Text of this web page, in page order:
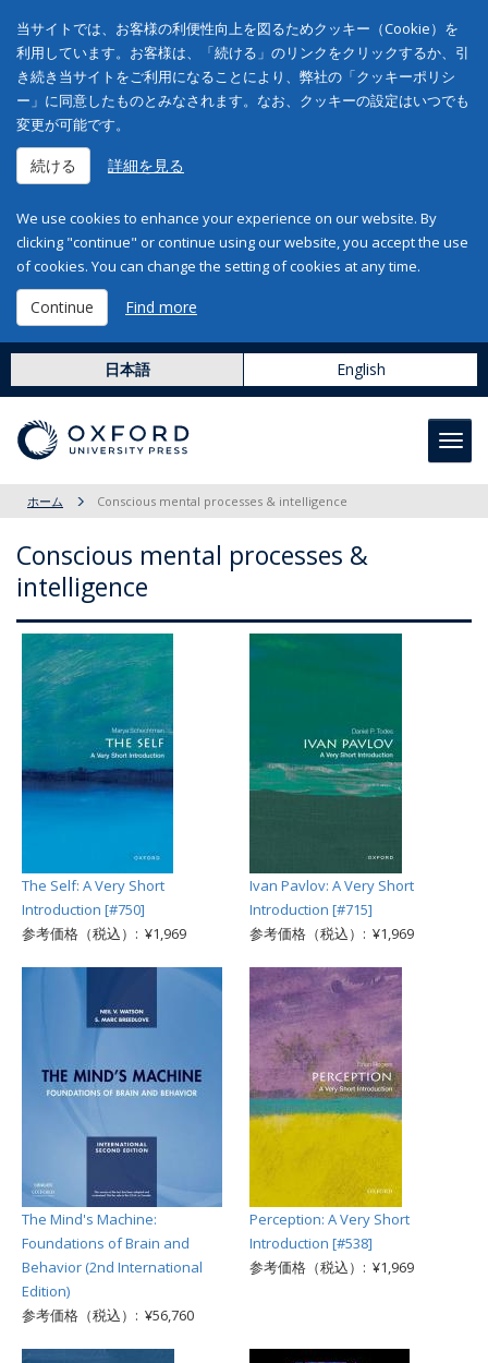
当サイトでは、お客様の利便性向上を図るためクッキー（Cookie）を
利用しています。お客様は、「続ける」のリンクをクリックするか、引
き続き当サイトをご利用になることにより、弊社の「クッキーポリシ
ー」に同意したものとみなされます。なお、クッキーの設定はいつでも
変更が可能です。
続ける 詳細を見る
We use cookies to enhance your experience on our website. By
clicking "continue" or continue using our website, you accept the use
of cookies. You can change the setting of cookies at any time.
Continue Find more
日本語 English
ホーム Conscious mental processes & intelligence
Conscious mental processes &
intelligence
The Self: A Very Short
Introduction [#750]
参考価格（税込）: ¥1,969
Ivan Pavlov: A Very Short
Introduction [#715]
参考価格（税込）: ¥1,969
The Mind's Machine:
Foundations of Brain and
Behavior (2nd International
Edition)
参考価格（税込）: ¥56,760
Perception: A Very Short
Introduction [#538]
参考価格（税込）: ¥1,969